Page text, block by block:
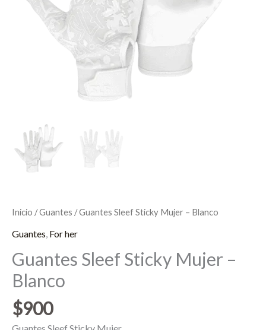
Inicio /Guantes / Guantes Sleef Sticky Mujer – Blanco
Guantes For her
Guantes Sleef Sticky Mujer –
Blanco
$900
Guantes Sleef Sticky Mujer